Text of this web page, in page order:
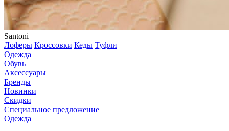
Santoni
Лоферы Кроссовки Кеды Туфли
Одежда
Обувь
Аксессуары
Бренды
Новинки
Скидки
Специальное предложение
Одежда